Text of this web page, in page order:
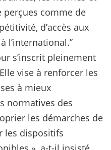
comme de
d’accès aux
s’inscrit pleinement
vise à renforcer les
à mieux
normatives des
les démarches de
les dispositifs